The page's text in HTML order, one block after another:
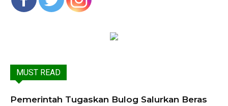
MUST READ
Pemerintah Tugaskan Bulog Salurkan Beras